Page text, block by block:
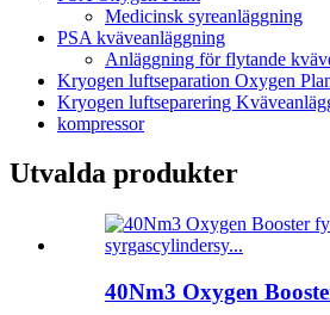
Medicinsk syreanläggning
PSA kväveanläggning
Anläggning för flytande
Kryogen luftseparation Oxygen
Kryogen luftseparering
kompressor
Utvalda produkter
40Nm3 Oxygen